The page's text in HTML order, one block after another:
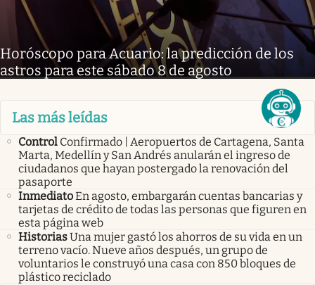
Horóscopo para Acuario: la predicción de los
astros para este sábado 8 de agosto
Las más leídas
Control Confirmado | Aeropuertos de Cartagena, Santa
Marta, Medellín y San Andrés anularán el ingreso de
ciudadanos que hayan postergado la renovación del
pasaporte
InmediatoEn agosto, embargarán cuentas bancarias y
tarjetas de crédito de todas las personas que figuren en
esta página web
HistoriasUna mujer gastó los ahorros de su vida en un
terreno vacío. Nueve años después, un grupo de
voluntarios le construyó una casa con 850 bloques de
plástico reciclado